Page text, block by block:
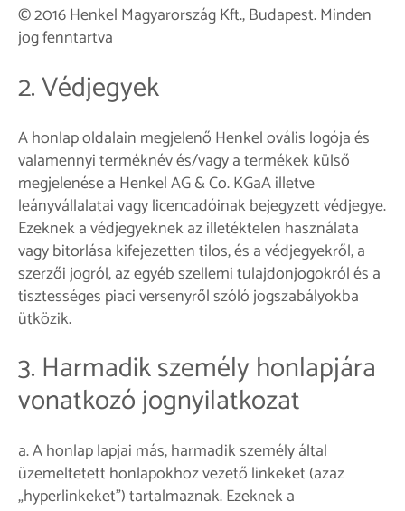
© 2016 Henkel Magyarország Kft., Budapest. Minden
jog fenntartva
2. Védjegyek
A honlap oldalain megjelenő Henkel ovális logója és
valamennyi terméknév és/vagy a termékek külső
megjelenése a Henkel AG & Co. KGaA illetve
leányvállalatai vagy licencadóinak bejegyzett védjegye.
Ezeknek a védjegyeknek az illetéktelen használata
vagy bitorlása kifejezetten tilos, és a védjegyekről, a
szerzői jogról, az egyéb szellemi tulajdonjogokról és a
tisztességes piaci versenyről szóló jogszabályokba
ütközik.
3. Harmadik személy honlapjára
vonatkozó jognyilatkozat
a. A honlap lapjai más, harmadik személy által
üzemeltetett honlapokhoz vezető linkeket (azaz
„hyperlinkeket”) tartalmaznak. Ezeknek a